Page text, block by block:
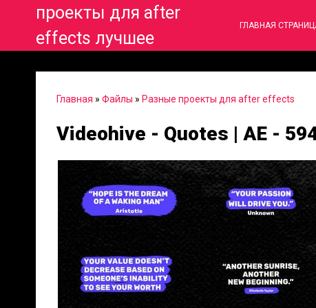
проекты для after
effects лучшее
ГЛАВНАЯ
Главная » Файлы » Разные проекты для after effects
Videohive - Quotes | AE -